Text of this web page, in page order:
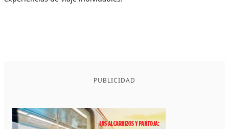
PUBLICIDAD